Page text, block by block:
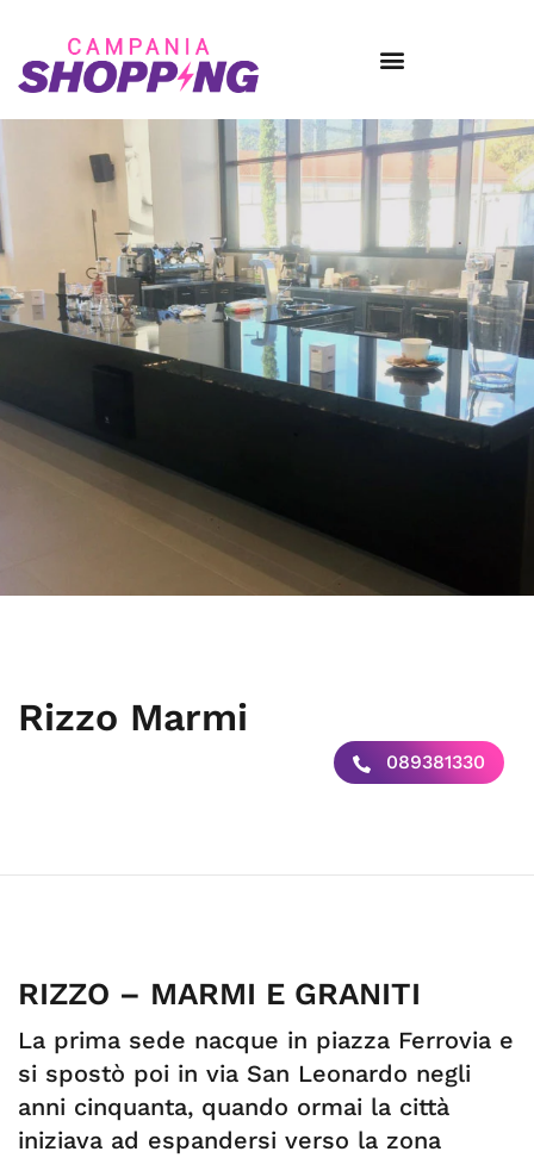
Rizzo Marmi
089381330
RIZZO – MARMI E GRANITI
La prima sede nacque in piazza Ferrovia e
si spostò poi in via San Leonardo negli
anni cinquanta, quando ormai la città
iniziava ad espandersi verso la zona